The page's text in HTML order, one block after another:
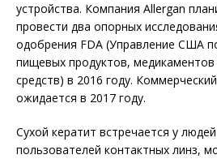
устройства. Компания Allergan
провести два опорных
одобрения FDA (Управление США
пищевых продуктов, медикаментов
средств) в 2016 году.
ожидается в 2017 году.
Сухой кератит встречается у
пользователей контактных линз,